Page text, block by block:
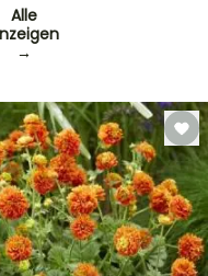
Alle
→